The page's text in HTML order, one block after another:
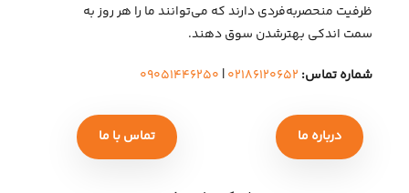
ظرفیت منحصربه‌فردی دارند که می‌توانند ما را هر روز به
سمت اندکی بهتر‌شدن سوق دهند.
شماره تماس: ۰۲۱۸۶۱۲۰۶۵۲| ۰۹۰۵۱۴۴۶۲۵۰
درباره ما تماس با ما